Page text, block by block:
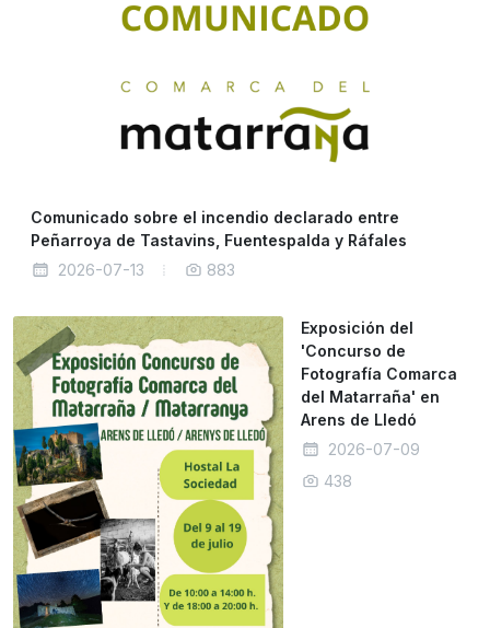
Comunicado sobre el incendio declarado entre
Peñarroya de Tastavins, Fuentespalda y Ráfales
2026-07-13
883
Exposición del
'Concurso de
Fotografía Comarca
del Matarraña' en
Arens de Lledó
2026-07-09
438